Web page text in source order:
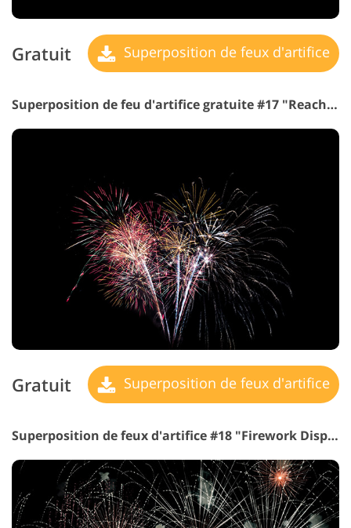
Gratuit Superposition de feux d'artifice
Superposition de feu d'artifice gratuite #17 "Reach the Height"
Gratuit Superposition de feux d'artifice
Superposition de feux d'artifice #18 "Firework Display"